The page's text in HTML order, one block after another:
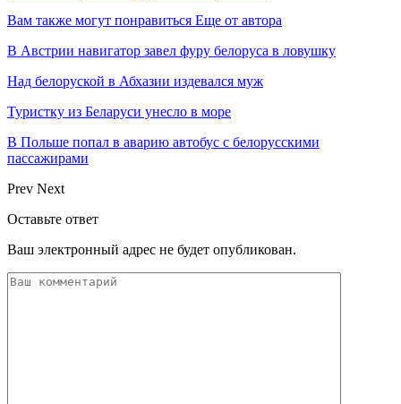
Вам также могут понравиться Еще от автора
В Австрии навигатор завел фуру белоруса в ловушку
Над белоруской в Абхазии издевался муж
Туристку из Беларуси унесло в море
В Польше попал в аварию автобус с белорусскими
пассажирами
Prev Next
Оставьте ответ
Ваш электронный адрес не будет опубликован.